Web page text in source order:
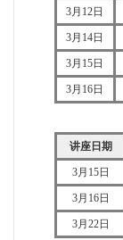
3月12日
3月14日
3月15日
3月16日
讲座日期
3月15日
3月16日
3月22日